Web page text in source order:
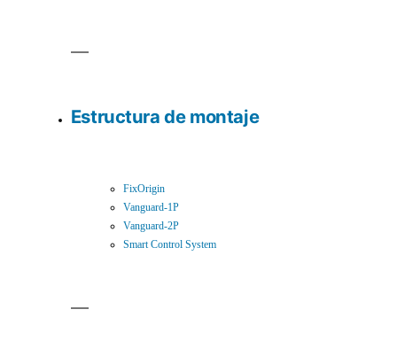
Estructura de montaje
FixOrigin
Vanguard-1P
Vanguard-2P
Smart Control System